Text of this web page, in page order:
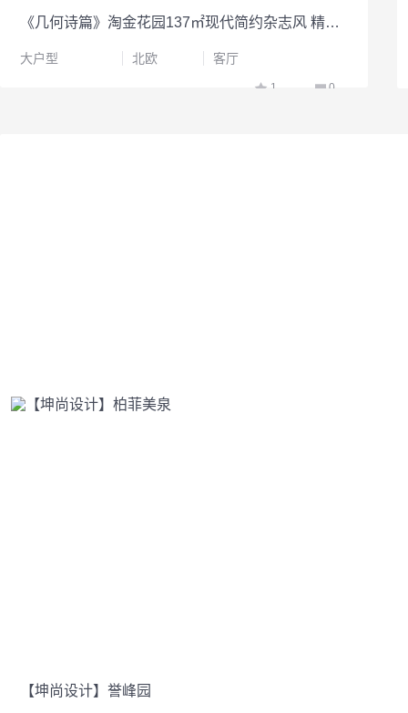
《几何诗篇》淘金花园137㎡现代简约杂志风 精致时尚且温馨的氛围
大户型 北欧 客厅
1 0
【坤尚设计】誉峰园